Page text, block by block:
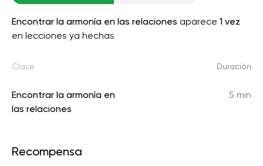
Encontrar la armonía en las relaciones aparece 1 vez
en lecciones ya hechas
Clase Duración
Encontrar la armonía en
las relaciones
5 min
Recompensa